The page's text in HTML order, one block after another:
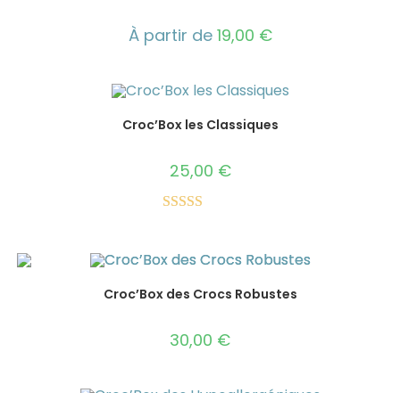
À partir de 19,00 €
Croc’Box les Classiques
25,00 €
Croc’Box des Crocs Robustes
30,00 €